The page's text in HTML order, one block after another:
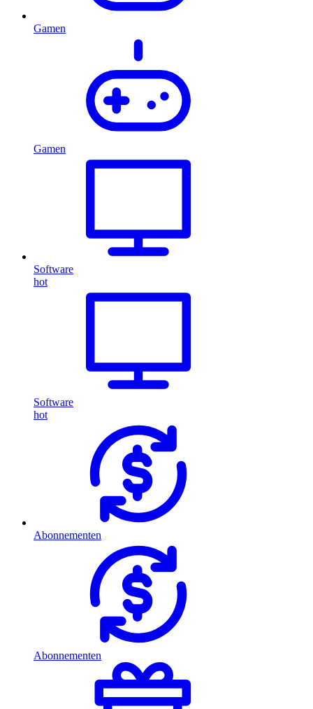
Gamen
Gamen
Software
hot
Software
hot
Abonnementen
Abonnementen